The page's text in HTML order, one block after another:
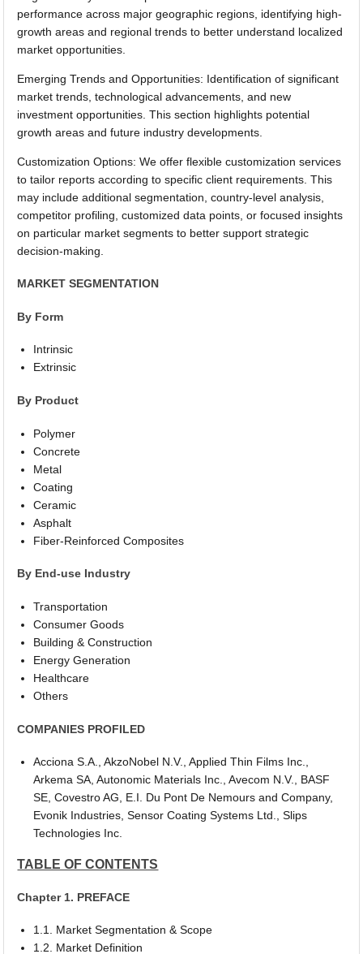
performance across major geographic regions, identifying high-
growth areas and regional trends to better understand localized
market opportunities.
Emerging Trends and Opportunities: Identification of significant
market trends, technological advancements, and new
investment opportunities. This section highlights potential
growth areas and future industry developments.
Customization Options: We offer flexible customization services
to tailor reports according to specific client requirements. This
may include additional segmentation, country-level analysis,
competitor profiling, customized data points, or focused insights
on particular market segments to better support strategic
decision-making.
MARKET SEGMENTATION
By Form
Intrinsic
Extrinsic
By Product
Polymer
Concrete
Metal
Coating
Ceramic
Asphalt
Fiber-Reinforced Composites
By End-use Industry
Transportation
Consumer Goods
Building & Construction
Energy Generation
Healthcare
Others
COMPANIES PROFILED
Acciona S.A., AkzoNobel N.V., Applied Thin Films Inc.,
Arkema SA, Autonomic Materials Inc., Avecom N.V., BASF
SE, Covestro AG, E.I. Du Pont De Nemours and Company,
Evonik Industries, Sensor Coating Systems Ltd., Slips
Technologies Inc.
TABLE OF CONTENTS
Chapter 1. PREFACE
1.1. Market Segmentation & Scope
1.2. Market Definition